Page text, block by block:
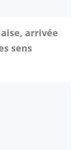
arrivée
sens